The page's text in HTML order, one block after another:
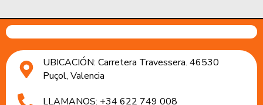
UBICACIÓN: Carretera Travessera. 46530
Puçol, Valencia
LLAMANOS: +34 622 749 008